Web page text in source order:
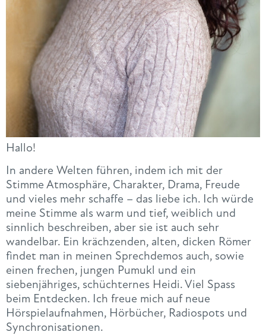
Hallo!
In andere Welten führen, indem ich mit der
Stimme Atmosphäre, Charakter, Drama, Freude
und vieles mehr schaffe – das liebe ich. Ich würde
meine Stimme als warm und tief, weiblich und
sinnlich beschreiben, aber sie ist auch sehr
wandelbar. Ein krächzenden, alten, dicken Römer
findet man in meinen Sprechdemos auch, sowie
einen frechen, jungen Pumukl und ein
siebenjähriges, schüchternes Heidi. Viel Spass
beim Entdecken. Ich freue mich auf neue
Hörspielaufnahmen, Hörbücher, Radiospots und
Synchronisationen.